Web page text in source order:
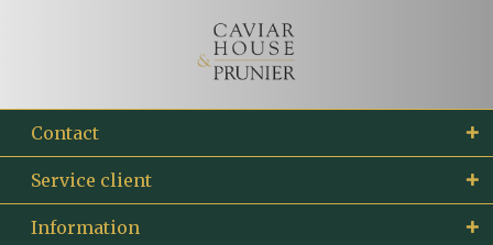
Contact
Service client
Information